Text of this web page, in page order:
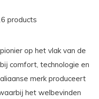
products
op het vlak van de
comfort, technologie en
merk produceert
het welbevinden